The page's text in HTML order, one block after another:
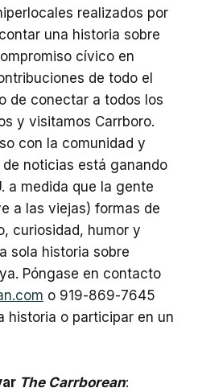
realizados por
una historia sobre
cívico en
de todo el
de conectar a todos los
y visitamos Carrboro.
con la comunidad y
noticias está ganando
a medida que la gente
a las viejas) formas de
curiosidad, humor y
sola historia sobre
Póngase en contacto
o 919-869-7645
historia o participar en un
The Carrborean: